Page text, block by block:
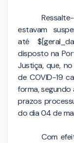
estavam
até
disposto na
Justiça, que,
de COVID-19
forma, segundo
prazos
do dia 04 de
Com